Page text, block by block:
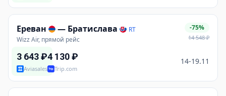
Ереван — Братислава
RT
Wizz Air, прямой рейс
-75%
14 548₽
3 643₽
Aviasales
4 130₽
Trip.com
14-19.11